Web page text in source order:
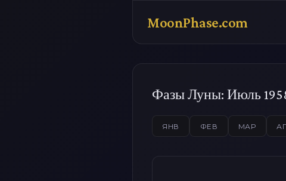
MoonPhase.com
Фазы Луны: Июль
ЯНВ ФЕВ МАР